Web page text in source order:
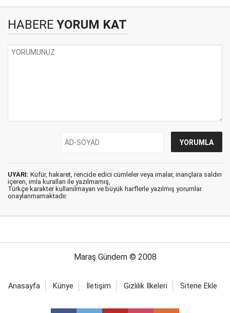
HABERE YORUM KAT
UYARI: Küfür, hakaret, rencide edici cümleler veya imalar, inançlara saldırı
içeren, imla kuralları ile yazılmamış,
Türkçe karakter kullanılmayan ve büyük harflerle yazılmış yorumlar
onaylanmamaktadır.
Maraş Gündem © 2008
Anasayfa Künye İletişim Gizlilik İlkeleri Sitene Ekle